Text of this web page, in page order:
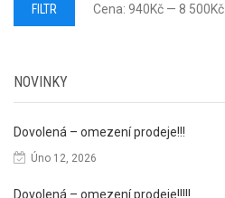
Minimální
Maximální
FILTR Cena: 940Kč — 8 500Kč
NOVINKY
Dovolená – omezení prodeje!!!
Úno 12, 2026
Dovolená – omezení prodeje!!!!!